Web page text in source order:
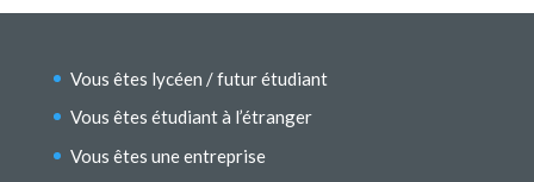
Vous êtes lycéen / futur étudiant
Vous êtes étudiant à l’étranger
Vous êtes une entreprise